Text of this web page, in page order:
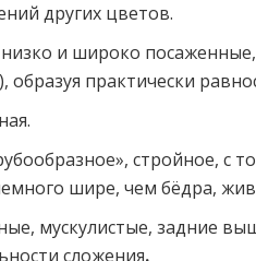
других цветов.
и широко
образуя практически
стройное, с
шире, чем бёдра,
мускулистые, задние
сложения.